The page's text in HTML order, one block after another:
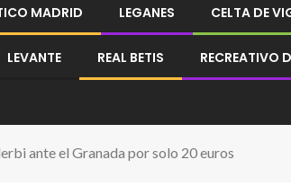
MADRID LEGANES CELTA DE
LEVANTE REAL BETIS RECREATIVO
ante el Granada por solo 20 euros